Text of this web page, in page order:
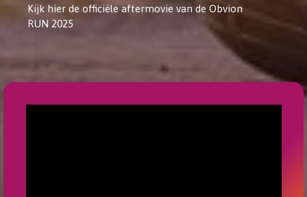
Kijk hier de officiële aftermovie van de Obvion
RUN 2025